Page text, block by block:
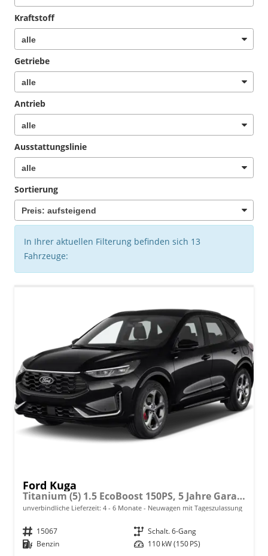
Kraftstoff
Getriebe
Antrieb
Ausstattungslinie
Sortierung
In Ihrer aktuellen Filterung befinden sich 13
Fahrzeuge:
Ford Kuga
Titanium (5) 1.5 EcoBoost 150PS, 5 Jahre Garantie, 17" Alu, Navigation 13"-Display, Parksensoren vorne/hinten, Rückfahrkamera, Climatronic, Privacy-Glas, Key-Free-System, Tempomat, LED-Scheinwerfer
unverbindliche Lieferzeit: 4 - 6 Monate Neuwagen mit Tageszulassung
Fahrzeugnr. 15067 Getriebe Schalt. 6-Gang
Kraftstoff Benzin Leistung 110 kW (150 PS)